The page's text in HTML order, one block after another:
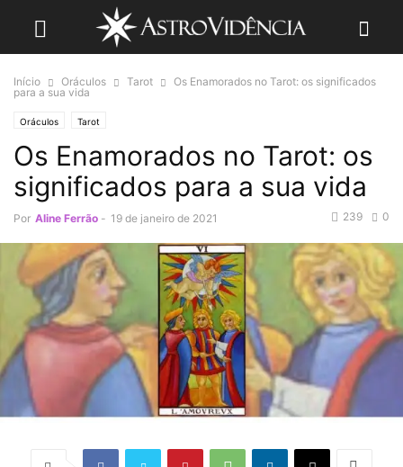
Início Oráculos Tarot
Os Enamorados no Tarot: os significados
para a sua vida
Oráculos Tarot
Os Enamorados no Tarot: os
significados para a sua vida
Por Aline Ferrão - 19 de janeiro de 2021 0
239